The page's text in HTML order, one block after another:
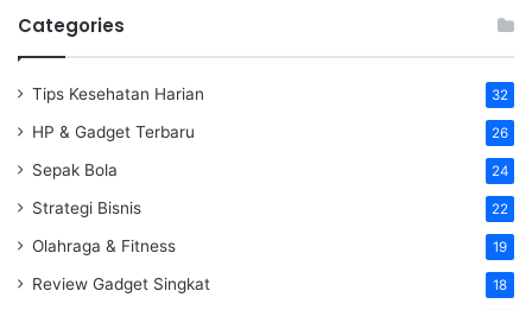
Categories
Tips Kesehatan Harian 32
HP & Gadget Terbaru 26
Sepak Bola 24
Strategi Bisnis 22
Olahraga & Fitness 19
Review Gadget Singkat 18